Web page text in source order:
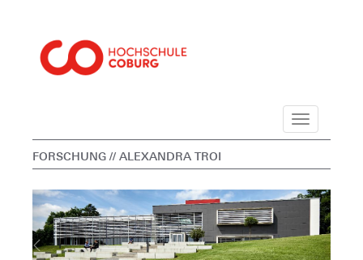
Navigation
FORSCHUNG // ALEXANDRA TROI